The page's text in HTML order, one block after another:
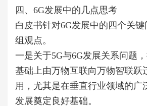
四、6G发展中的几点思考
白皮书针对6G发展中的四个关
组观点。
一是关于5G与6G发展关系问题
基础上由万物互联向万物智联跃
用，尤其是在垂直行业领域的广
发展奠定良好基础。